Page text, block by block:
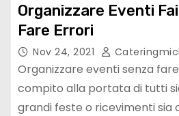
Organizzare Eventi
Fare Errori
Nov 24, 2021
Organizzare eventi senza
compito alla portata di tutti
grandi feste o ricevimenti sia